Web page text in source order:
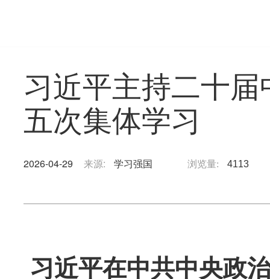
习近平主持二十
五次集体学习
2026-04-29 来源: 学习强国 浏览量: 4113
习近平在中共中央政